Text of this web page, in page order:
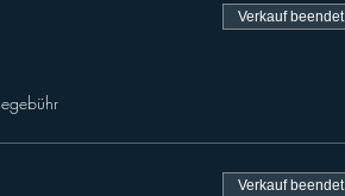
Verkauf beendet
Verkauf beendet